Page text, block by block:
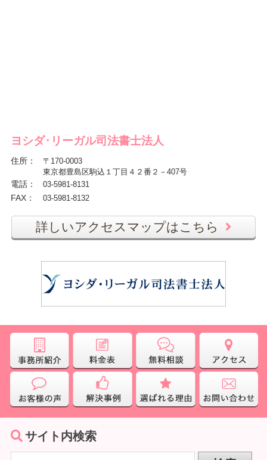
ヨシダ･リーガル司法書士法人
住所：
〒170-0003
東京都豊島区駒込１丁目４２番２－407号
電話： 03-5981-8131
FAX： 03-5981-8132
詳しいアクセスマップはこちら
サイト内検索